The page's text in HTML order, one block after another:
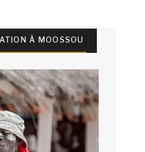
À MOOSSOU